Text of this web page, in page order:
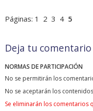
Páginas: 1 2 3 4 5
Deja tu comentario
NORMAS DE PARTICIPACIÓN
No se permitirán los
No se aceptarán los
Se eliminarán los comentarios